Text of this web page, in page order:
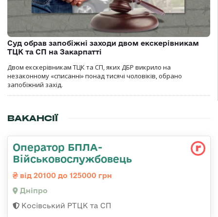
Суд обрав запобіжні заходи двом екскерівникам
ТЦК та СП на Закарпатті
Двом екскерівникам ТЦК та СП, яких ДБР викрило на
незаконному «списанні» понад тисячі чоловіків, обрано
запобіжний захід.
ВАКАНСІЇ
Оператор БПЛА-
Військовослужбовець
від 20100 до 125000 грн
Дніпро
Косівський РТЦК та СП